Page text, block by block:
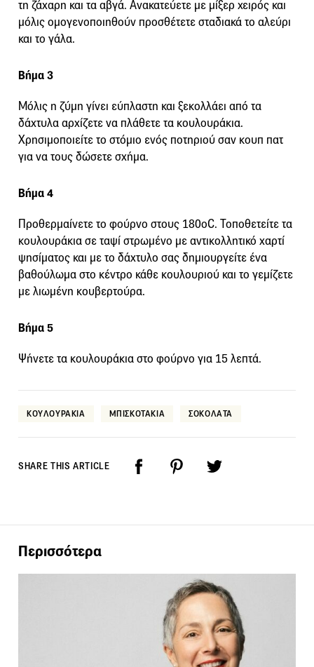
τη ζάχαρη και τα αβγά. Ανακατεύετε με μίξερ χειρός και
μόλις ομογενοποιηθούν προσθέτετε σταδιακά το αλεύρι
και το γάλα.
Βήμα 3
Μόλις η ζύμη γίνει εύπλαστη και ξεκολλάει από τα
δάχτυλα αρχίζετε να πλάθετε τα κουλουράκια.
Χρησιμοποιείτε το στόμιο ενός ποτηριού σαν κουπ πατ
για να τους δώσετε σχήμα.
Βήμα 4
Προθερμαίνετε το φούρνο στους 180οC. Τοποθετείτε τα
κουλουράκια σε ταψί στρωμένο με αντικολλητικό χαρτί
ψησίματος και με το δάχτυλο σας δημιουργείτε ένα
βαθούλωμα στο κέντρο κάθε κουλουριού και το γεμίζετε
με λιωμένη κουβερτούρα.
Βήμα 5
Ψήνετε τα κουλουράκια στο φούρνο για 15 λεπτά.
ΚΟΥΛΟΥΡΑΚΙΑ ΜΠΙΣΚΟΤΑΚΙΑ ΣΟΚΟΛΑΤΑ
SHARE THIS ARTICLE
Περισσότερα